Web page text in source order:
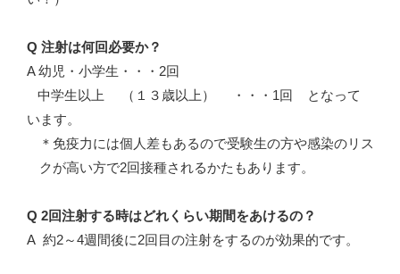
Q 注射は何回必要か？
A 幼児・小学生・・・2回
中学生以上 （１３歳以上） ・・・1回 となって
います。
＊免疫力には個人差もあるので受験生の方や感染のリス
クが高い方で2回接種されるかたもあります。
Q 2回注射する時はどれくらい期間をあけるの？
A 約2～4週間後に2回目の注射をするのが効果的です。